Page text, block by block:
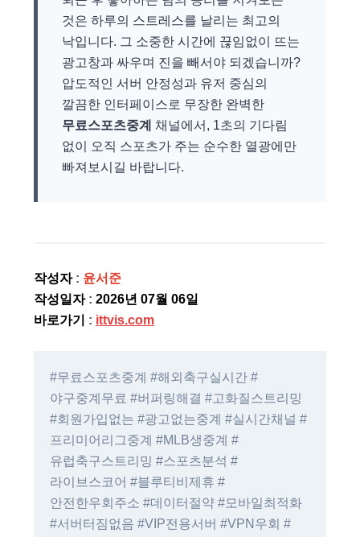
것은 하루의 스트레스를 날리는 최고의
낙입니다. 그 소중한 시간에 끊임없이 뜨는
광고창과 싸우며 진을 빼서야 되겠습니까?
압도적인 서버 안정성과 유저 중심의
깔끔한 인터페이스로 무장한 완벽한
무료스포츠중계
채널에서, 1초의 기다림
없이 오직 스포츠가 주는 순수한 열광에만
빠져보시길 바랍니다.
작성자: 윤서준
작성일자 : 2026년 07월 06일
바로가기
: ittvis.com
#무료스포츠중계 #해외축구실시간 #
야구중계무료 #버퍼링해결 #고화질스트리밍
#회원가입없는 #광고없는중계 #실시간채널 #
프리미어리그중계 #MLB생중계 #
유럽축구스트리밍 #스포츠분석 #
라이브스코어 #블루티비제휴 #
안전한우회주소 #데이터절약 #모바일최적화
#서버터짐없음 #VIP전용서버 #VPN우회 #